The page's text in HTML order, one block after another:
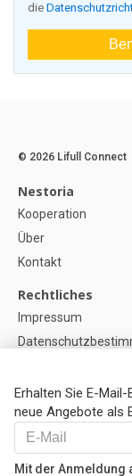
die
Erhalten Sie E-
neue Angebote als
Mit der Anmeldung
© 2026 Lifull Connect
Nestoria
Kooperation
Über
Kontakt
Rechtliches
Impressum
Cookie-Einstellunge
Hilfe
FAQ
Unsere Partner